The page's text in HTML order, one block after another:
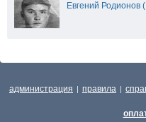
Евгений
администрация | правила |